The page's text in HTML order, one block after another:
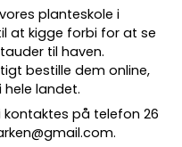
planteskole i
at kigge forbi for at se
til haven.
bestille dem online,
hele landet.
kontaktes på telefon26
.